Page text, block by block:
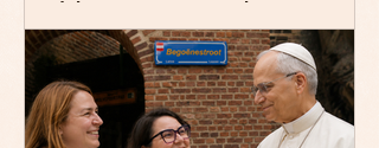
Theologies. Glocal Histories,
Contemporary Challenges,
Theoretical Reflections